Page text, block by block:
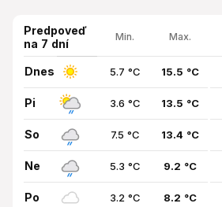
Predpoveď
na 7 dní
Min. Max.
Dnes 5.7 °C 15.5 °C
Pi 3.6 °C 13.5 °C
So 7.5 °C 13.4 °C
Ne 5.3 °C 9.2 °C
Po 3.2 °C 8.2 °C